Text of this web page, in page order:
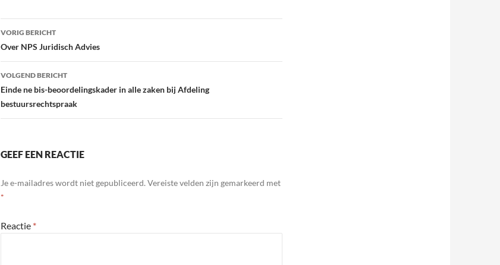
Bericht
navigatie
VORIG BERICHT
Over NPS Juridisch Advies
VOLGEND BERICHT
Einde ne bis-beoordelingskader in alle zaken bij Afdeling
bestuursrechtspraak
GEEF EEN REACTIE
Je e-mailadres wordt niet gepubliceerd. Vereiste velden zijn gemarkeerd met
*
Reactie *